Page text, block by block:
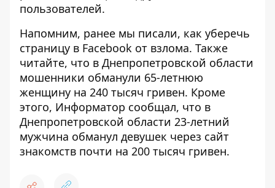
пользователей.
Напомним, ранее мы писали, как уберечь
страницу в Facebook от взлома. Также
читайте, что в Днепропетровской области
мошенники обманули 65-летнюю
женщину на 240 тысяч гривен. Кроме
этого, Информатор сообщал, что в
Днепропетровской области 23-летний
мужчина обманул девушек через сайт
знакомств почти на 200 тысяч гривен.